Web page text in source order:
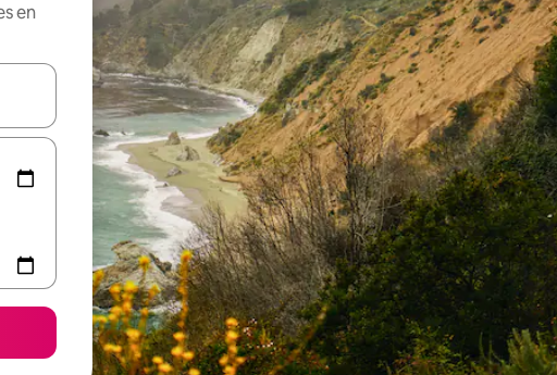
en
vers le haut et vers le bas pour les parcourir ou en appuyant et en faisant